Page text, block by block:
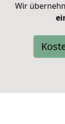
Wir